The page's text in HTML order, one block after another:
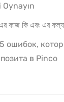
কি এবং এর
ошибок,
в Pinco